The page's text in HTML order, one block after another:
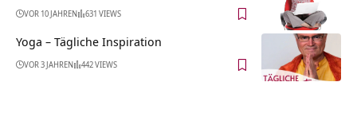
VOR 10 JAHREN 631 VIEWS
Yoga – Tägliche Inspiration
VOR 3 JAHREN 442 VIEWS